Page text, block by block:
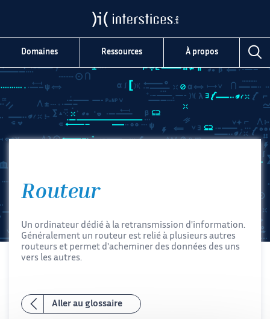
Domaines Ressources À propos
Routeur
Un ordinateur dédié à la retransmission d'information.
Généralement un routeur est relié à plusieurs autres
routeurs et permet d'acheminer des données des uns
vers les autres.
Aller au glossaire